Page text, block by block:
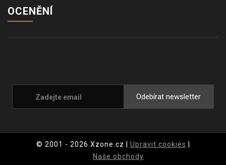
OCENĚNÍ
Odebírat newsletter
© 2001 - 2026 Xzone.cz | Upravit cookies
Naše obchody